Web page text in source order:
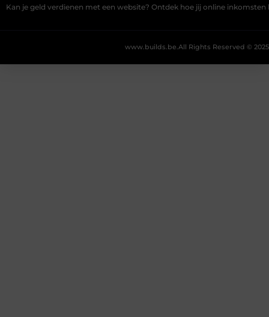
Kan je geld verdienen met een website? Ontdek hoe jij online
All Rights Reserved © 2025
www.builds.be.